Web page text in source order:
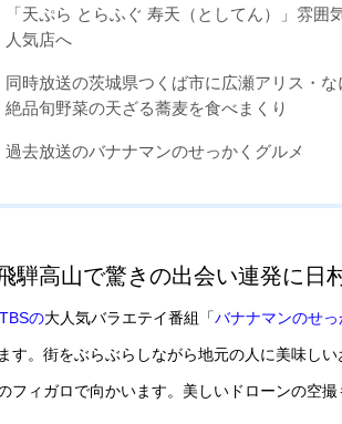
「天ぷら とらふぐ 寿天（としてん）」雰
人気店へ
同時放送の茨城県つくば市に広瀬アリス・
絶品旬野菜の天ざる蕎麦を食べまくり
過去放送のバナナマンのせっかくグルメ
騨高山で驚きの出会い連発に日
TBSの大人気バラエテイ番組「バナナマンのせ
す。街をぶらぶらしながら地元の人に美味し
フィガロで向かいます。美しいドローンの空撮